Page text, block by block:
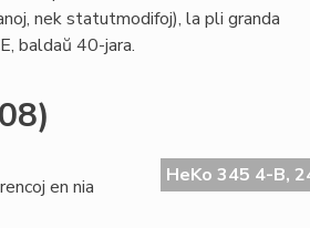
nek statutmodifoj), la pli granda
baldaŭ 40-jara.
HeKo 345 4-B,
en nia